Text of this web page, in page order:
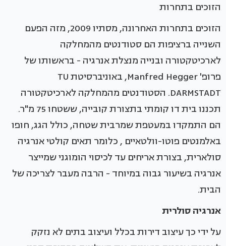
הזוכים בתחרות
הזוכים בתחרות האחרונה, מסתיו 2009, מזה הפעם
השנייה ברציפות הם סטודנטים מהמחלקה
לארכיטקטורה ובנייה מנצלת אנרגיה - בראשותו של
פרופ' Manfred Hegger, באוניברסיטת TU
DARMSTADT. הסטודנטים מהמחלקה לארכיטקטורה
תכננו בית דו קומתי בתצורת קובייה, ששטחו 75 מ"ר.
הם התמקדו במעטפת שמרבית שטחה, כולל הגג, חופו
באלמנטים פוטו-וולטאיים , כלומר תאים קולטי אנרגיה
סולארית, בצורת אריחים עד לכיסוי הומוגני שמייצר
אנרגיה בשיעור גבוה במיוחד - הרבה מעבר לצריכה של
הבית.
אנרגיה סולרית
על ידי כך עיצוב דירות בכלל ועיצוב בתים לא נזקק